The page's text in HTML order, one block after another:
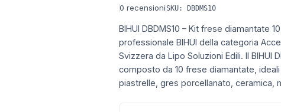
0 recensioniSKU: DBDMS10
BIHUI DBDMS10 – Kit frese diamantate
professionale BIHUI della categoria
Svizzera da Lipo Soluzioni Edili. Il BIHUI
composto da 10 frese diamantate,
piastrelle, gres porcellanato, ceramica,